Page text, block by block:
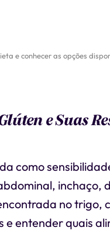
e conhecer as opções
e Suas
como
inchaço,
no trigo,
e entender quais